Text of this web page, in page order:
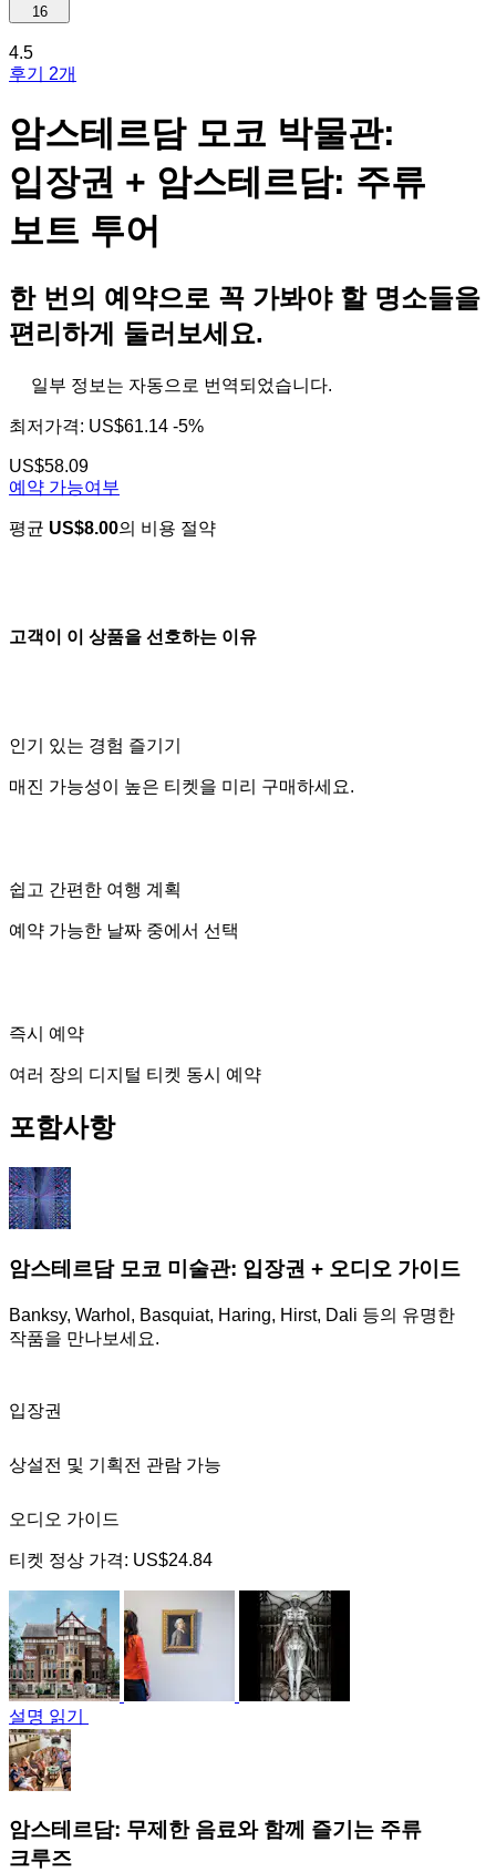
16
4.5
후기 2개
암스테르담 모코 박물관:
입장권 + 암스테르담: 주류
보트 투어
한 번의 예약으로 꼭 가봐야 할 명소들을
편리하게 둘러보세요.
일부 정보는 자동으로 번역되었습니다.
최저가격: US$61.14 -5%
US$58.09
예약 가능여부
평균 US$8.00의 비용 절약
고객이 이 상품을 선호하는 이유
인기 있는 경험 즐기기
매진 가능성이 높은 티켓을 미리 구매하세요.
쉽고 간편한 여행 계획
예약 가능한 날짜 중에서 선택
즉시 예약
여러 장의 디지털 티켓 동시 예약
포함사항
암스테르담 모코 미술관: 입장권 + 오디오 가이드
Banksy, Warhol, Basquiat, Haring, Hirst, Dali 등의 유명한
작품을 만나보세요.
입장권
상설전 및 기획전 관람 가능
오디오 가이드
티켓 정상 가격: US$24.84
설명 읽기
암스테르담: 무제한 음료와 함께 즐기는 주류
크루즈